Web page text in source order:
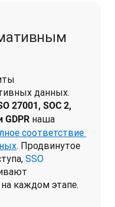
данных.
27001, SOC 2,
GDPR
соответствие
. Продвинутое
SSO
каждом этапе.